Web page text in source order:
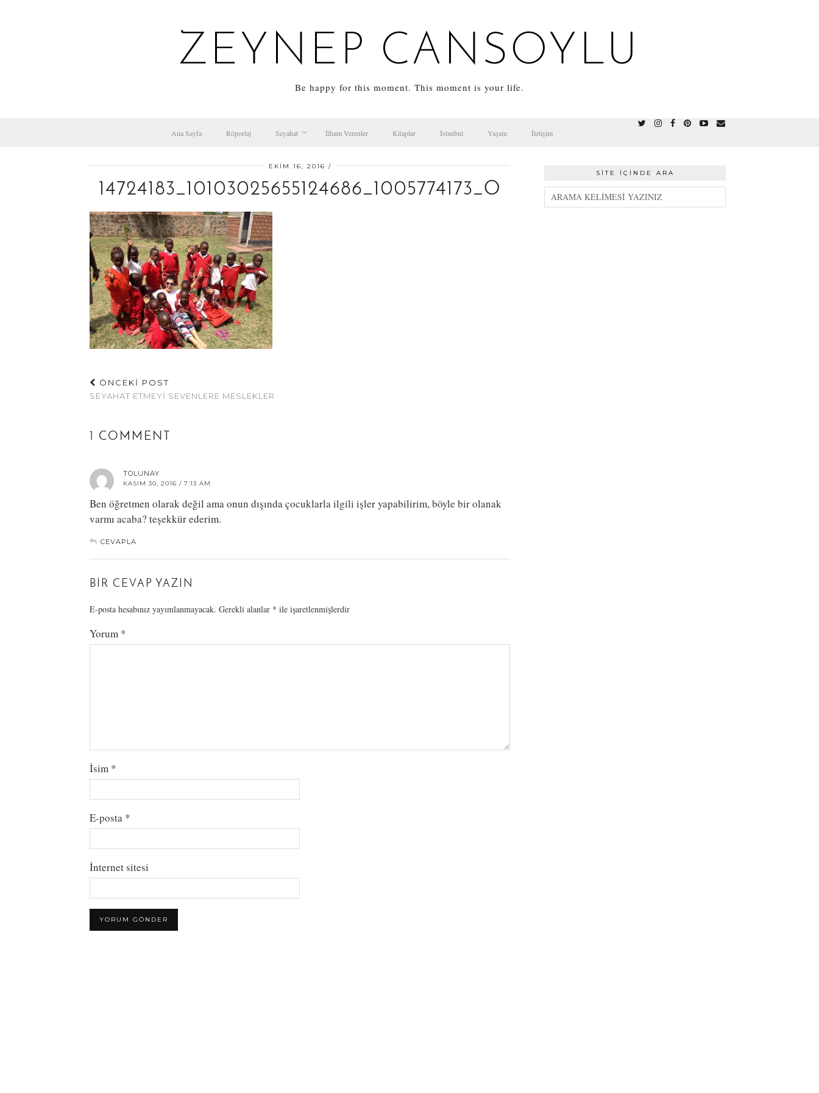
ZEYNEP CANSOYLU
Be happy for this moment. This moment is your life.
Ana Sayfa Röportaj Seyahat İlham Verenler Kitaplar İstanbul Yaşam İletişim
EKIM 16, 2016
14724183_10103025655124686_1005774173_O
ÖNCEKİ POST
SEYAHAT ETMEYI SEVENLERE MESLEKLER
1 COMMENT
TOLUNAY
KASIM 30, 2016 / 7:13 AM
Ben öğretmen olarak değil ama onun dışında çocuklarla ilgili işler yapabilirim, böyle bir olanak
varmı acaba? teşekkür ederim.
CEVAPLA
BIR CEVAP YAZIN
E-posta hesabınız yayımlanmayacak. Gerekli alanlar * ile işaretlenmişlerdir
Yorum *
İsim *
E-posta *
İnternet sitesi
SITE İÇINDE ARA